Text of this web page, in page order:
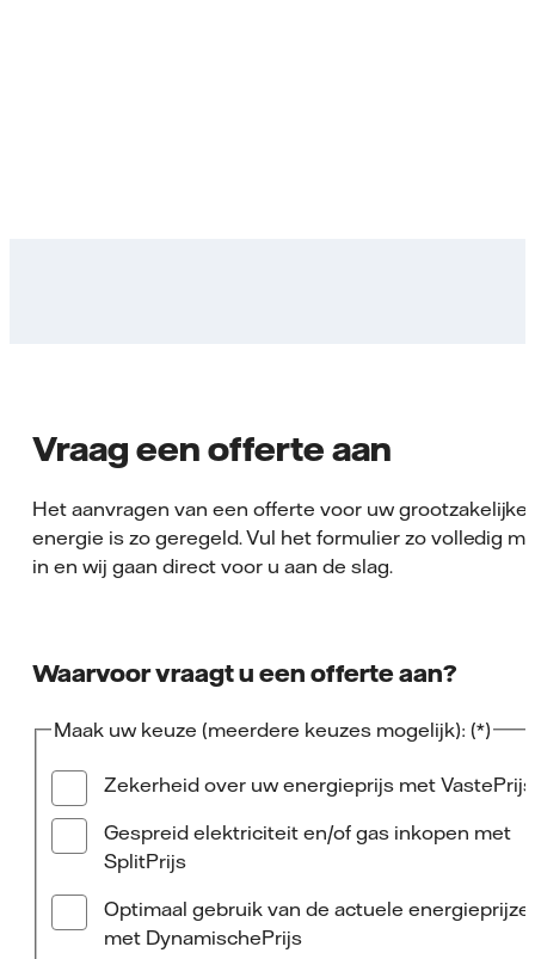
Vraag een offerte aan
Het aanvragen van een offerte voor uw grootzakelijke
energie is zo geregeld. Vul het formulier zo volledig
in en wij gaan direct voor u aan de slag.
Waarvoor vraagt u een offerte aan?
Maak uw keuze (meerdere keuzes mogelijk):
Zekerheid over uw energieprijs met VastePrijs
Gespreid elektriciteit en/of gas inkopen met
SplitPrijs
Optimaal gebruik van de actuele
met DynamischePrijs